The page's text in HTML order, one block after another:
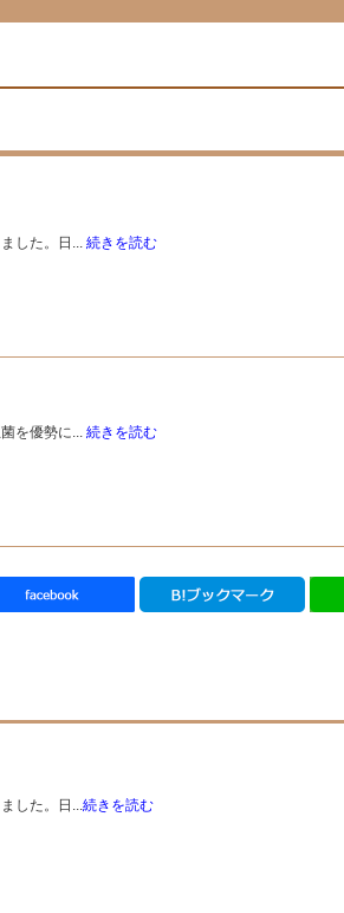
した。日... 続きを読む
を優勢に... 続きを読む
した。日...続きを読む